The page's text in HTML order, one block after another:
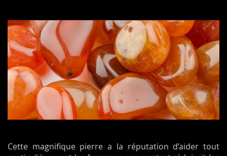
Cette magnifique pierre a la réputation d’aider tout